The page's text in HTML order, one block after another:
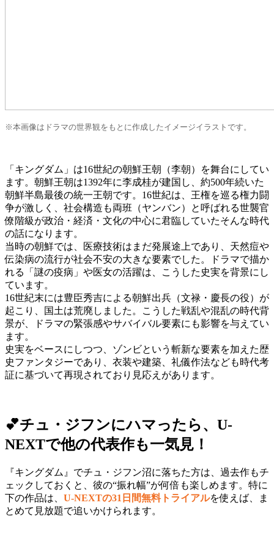
※本画像はドラマの世界観をもとに作成したイメージイラストです。
「キングダム」は16世紀の朝鮮王朝（李朝）を舞台にしてい
ます。朝鮮王朝は1392年に李成桂が建国し、約500年続いた
朝鮮半島最後の統一王朝です。16世紀は、王権を巡る権力闘
争が激しく、社会構造も両班（ヤンバン）と呼ばれる世襲官
僚階級が政治・経済・文化の中心に君臨していたそんな時代
の話になります。
当時の朝鮮では、医療技術はまだ発展途上であり、天然痘や
伝染病の流行が社会不安の大きな要素でした。ドラマで描か
れる「謎の疫病」や医女の活躍は、こうした史実を背景にし
ています。
16世紀末には豊臣秀吉による朝鮮出兵（文禄・慶長の役）が
起こり、国土は荒廃しました。こうした戦乱や混乱の時代背
景が、ドラマの緊張感やサバイバル要素にも影響を与えてい
ます。
史実をベースにしつつ、ゾンビという斬新な要素を加えた歴
史ファンタジーであり、衣装や建築、礼儀作法なども時代考
証に基づいて再現されており見応えがあります。
💕チュ・ジフンにハマったら、U-
NEXTで他の代表作も一気見！
『キングダム』でチュ・ジフン沼に落ちた方は、過去作もチ
ェックしておくと、彼の“振れ幅”が何倍も楽しめます。特に
下の作品は、 U-NEXTの31日間無料トライアルを使えば、ま
とめて見放題で追いかけられます。